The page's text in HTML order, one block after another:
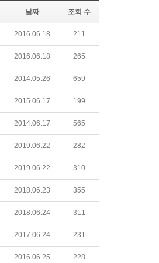
날짜 조회 수
2016.06.18 211
2016.06.18 265
2014.05.26 659
2015.06.17 199
2014.06.17 565
2019.06.22 282
2019.06.22 310
2018.06.23 355
2018.06.24 311
2017.06.24 231
2016.06.25 228